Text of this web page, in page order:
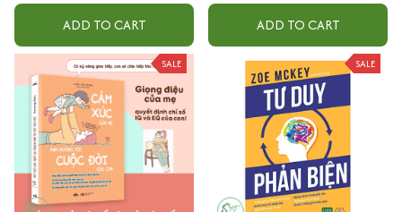
quang
ADD TO CART
Cho Người Mới Bắt Đầu
ADD TO CART
SALE SALE